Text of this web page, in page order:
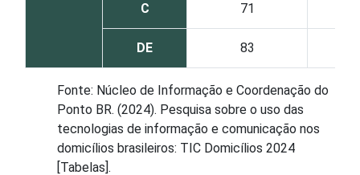
C 71
DE 83
Fonte: Núcleo de Informação e Coordenação do
Ponto BR. (2024). Pesquisa sobre o uso das
tecnologias de informação e comunicação nos
domicílios brasileiros: TIC Domicílios 2024
[Tabelas].